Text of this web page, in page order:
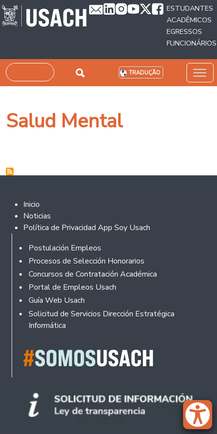
Passar para o conteúdo principal
ESTUDANTES
ACADÊMICOS
EGRESSOS
FUNCIONÁRIOS
Pesquisar TRADUÇÃO
Salud Mental
Footer 2
Inicio
Noticias
Política de Privacidad App Soy Usach
Rodapé
Postulación Empleos
Procesos de Selección Honorarios
Concursos de Contratación Académica
Portal de Empleos Usach
Guía Web Usach
Solicitud de Servicios Dirección Estratégica
Informática